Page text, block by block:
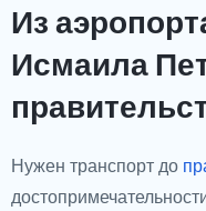
Из
Исмаила
Нужен транспорт до